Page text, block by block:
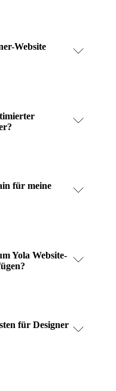
Website
für meine
Yola Website-
für Designer